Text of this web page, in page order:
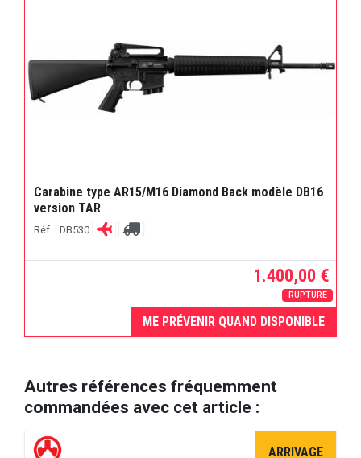
Carabine type AR15/M16 Diamond Back modèle DB16
version TAR
Réf. : DB530
1.400,00 €
RUPTURE
ME PRÉVENIR QUAND DISPONIBLE
Autres références fréquemment
commandées avec cet article :
ARRIVAGE